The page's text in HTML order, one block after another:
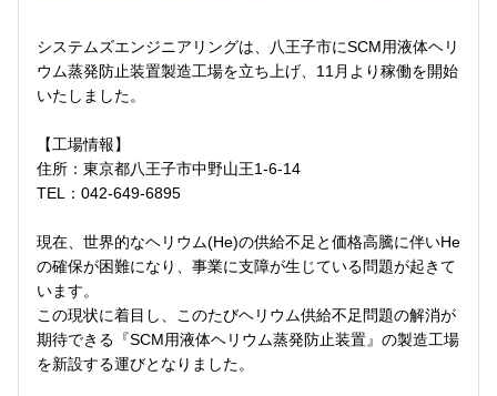
システムズエンジニアリングは、八王子市にSCM用液体ヘリ
ウム蒸発防止装置製造工場を立ち上げ、11月より稼働を開始
いたしました。
【工場情報】
住所：東京都八王子市中野山王1-6-14
TEL：042-649-6895
現在、世界的なヘリウム(He)の供給不足と価格高騰に伴いHe
の確保が困難になり、事業に支障が生じている問題が起きて
います。
この現状に着目し、このたびヘリウム供給不足問題の解消が
期待できる『SCM用液体ヘリウム蒸発防止装置』の製造工場
を新設する運びとなりました。